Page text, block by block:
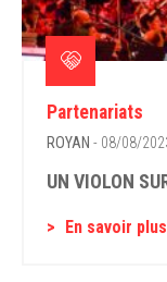
Partenariats
ROYAN - 08/08/
UN VIOLON
En savoir plus